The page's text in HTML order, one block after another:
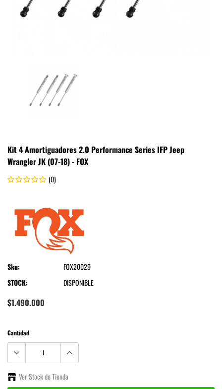
Kit 4 Amortiguadores 2.0 Performance Series IFP Jeep
Wrangler JK (07-18) - FOX
(0)
Sku:
FOX20029
STOCK:
DISPONIBLE
$1.490.000
Cantidad
Ver Stock de Tienda